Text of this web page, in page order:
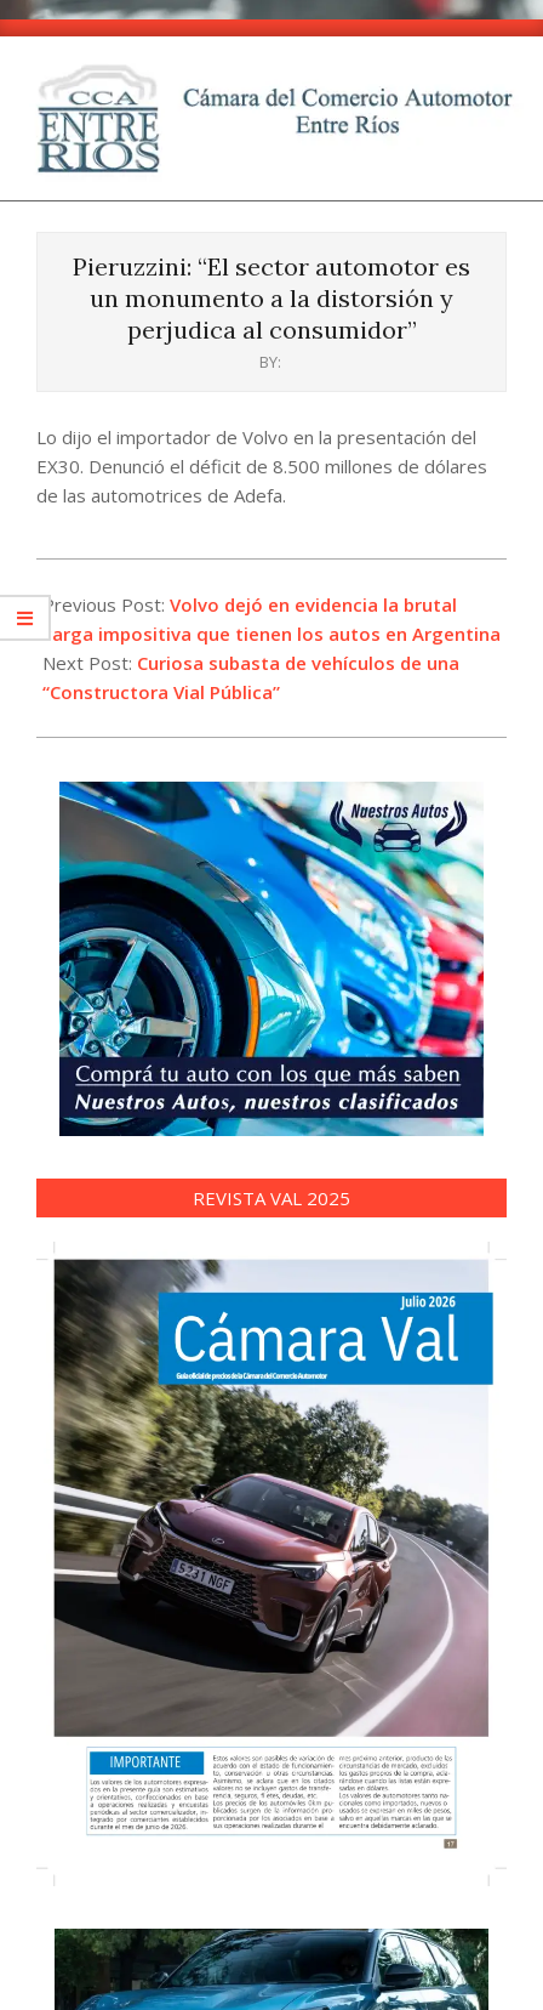
Skip
content
CCA
EntrePieruzzini: “El sector automotor es
un monumento a la distorsión y
perjudica al consumidor”
BY:
Lo dijo el importador de Volvo en la presentación del
EX30. Denunció el déficit de 8.500 millones de dólares
de las automotrices de Adefa.
07-
18
Previous Post: Volvo dejó en evidencia la brutal
carga impositiva que tienen los autos en Argentina
Next Post: Curiosa subasta de vehículos de una
“Constructora Vial Pública”
REVISTA VAL 2025